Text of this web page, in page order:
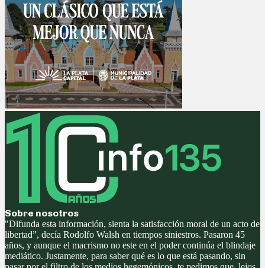
Sobre nosotros
"Difunda esta información, sienta la satisfacción moral de un acto de
libertad”, decía Rodolfo Walsh en tiempos siniestros. Pasaron 45
años, y aunque el macrismo no este en el poder continúa el blindaje
mediático. Justamente, para saber qué es lo que está pasando, sin